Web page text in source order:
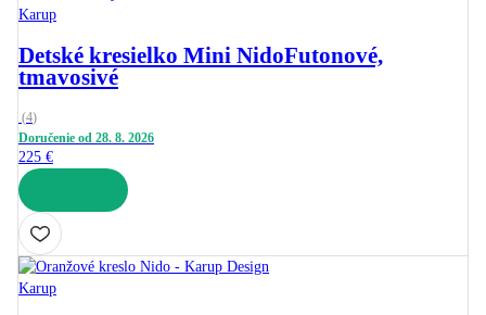
Karup
Detské kresielko Mini NidoFutonové,
tmavosivé
(4)
Doručenie od 28. 8. 2026
225 €
DO KOŠÍKA
Karup